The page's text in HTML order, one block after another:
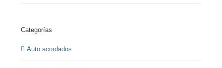
Categorías
Auto acordados